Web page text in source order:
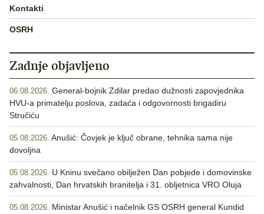
Kontakti
OSRH
Zadnje objavljeno
06.08.2026. General-bojnik Zdilar predao dužnosti zapovjednika
HVU-a primatelju poslova, zadaća i odgovornosti brigadiru
Stručiću
05.08.2026. Anušić: Čovjek je ključ obrane, tehnika sama nije
dovoljna
05.08.2026. U Kninu svečano obilježen Dan pobjede i domovinske
zahvalnosti, Dan hrvatskih branitelja i 31. obljetnica VRO Oluja
05.08.2026. Ministar Anušić i načelnik GS OSRH general Kundid